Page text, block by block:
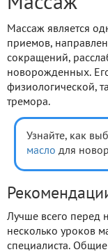
Массаж
Массаж является
приемов,
сокращений,
новорожденных.
физиологической,
тремора.
Узнайте, как
масло для
Лучше всего перед
несколько уроков
специалиста.